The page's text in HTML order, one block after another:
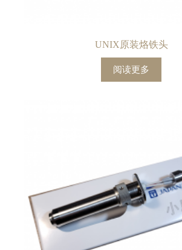
UNIX原装烙铁头
阅读更多